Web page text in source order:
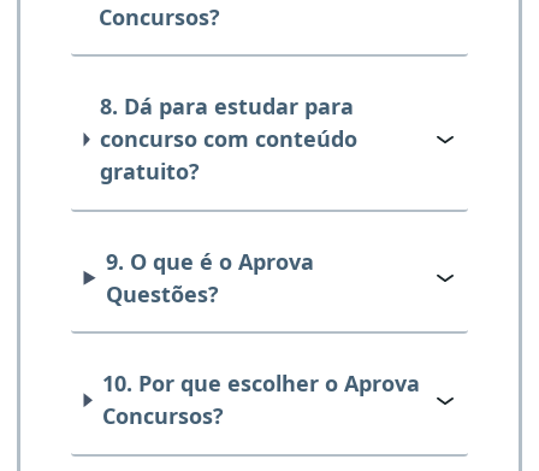
Concursos?
8. Dá para estudar para
concurso com conteúdo
gratuito?
9. O que é o Aprova
Questões?
10. Por que escolher o Aprova
Concursos?